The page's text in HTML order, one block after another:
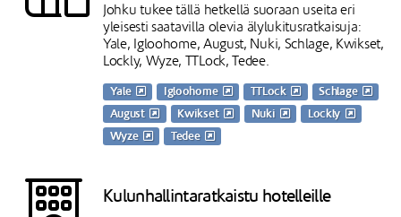
Johku tukee tällä hetkellä suoraan useita eri
yleisesti saatavilla olevia älylukitusratkaisuja:
Yale, Igloohome, August, Nuki, Schlage, Kwikset,
Lockly, Wyze, TTLock, Tedee.
Yale Igloohome TTLock
Schlage
August
Kwikset Nuki
Lockly
Wyze
Tedee
Kulunhallintaratkaistu hotelleille